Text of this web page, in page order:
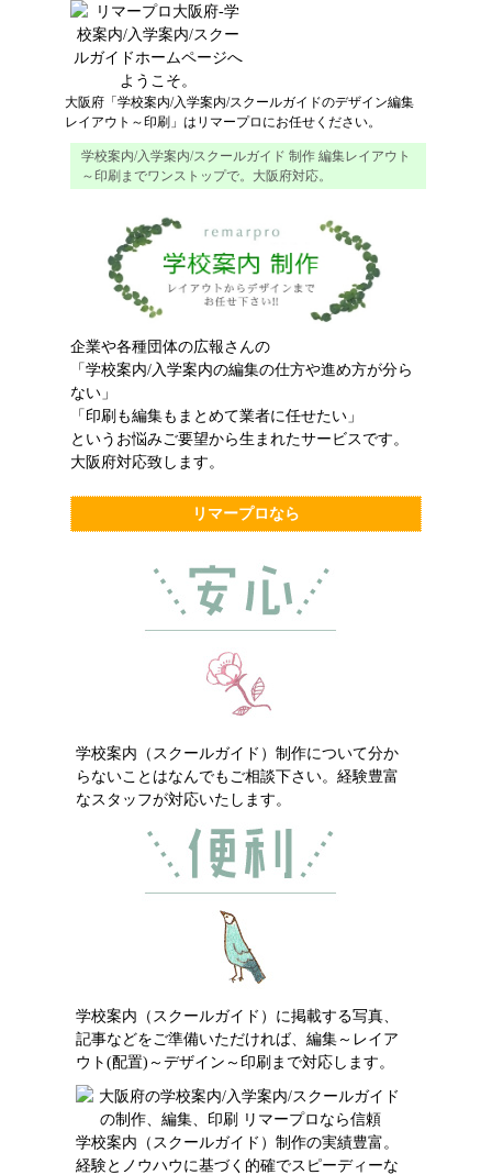
大阪府 「 学校案内/入学案内/スクールガイドのデザイン編集
レイアウト ～印刷 」はリマープロにお任せください。
学校案内/入学案内/スクールガイド 制作 編集レイアウト
～印刷までワンストップで。大阪府対応。
企業や各種団体の広報さんの
「学校案内/入学案内の編集の仕方や進め方が分ら
ない」
「印刷も編集もまとめて業者に任せたい」
というお悩みご要望から生まれたサービスです。
大阪府対応致します。
リマープロなら
学校案内（スクールガイド）制作について分か
らないことはなんでもご相談下さい。経験豊富
なスタッフが対応いたします。
学校案内（スクールガイド）に掲載する写真、
記事などをご準備いただければ、編集～レイア
ウト(配置)～デザイン～印刷まで対応します。
学校案内（スクールガイド）制作の実績豊富。
経験とノウハウに基づく的確でスピーディーな